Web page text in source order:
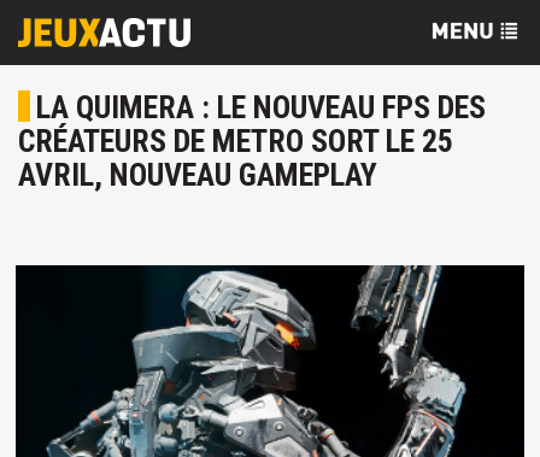
LA QUIMERA : LE NOUVEAU FPS DES
CRÉATEURS DE METRO SORT LE 25
AVRIL, NOUVEAU GAMEPLAY